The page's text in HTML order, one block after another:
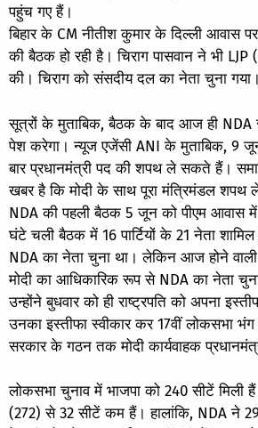
पहुंच गए हैं। ​​​​​​​
बिहार के CM नीतीश कुमार के दिल्ली आवास
की बैठक हो रही है। चिराग पासवान ने भी
की। चिराग को संसदीय दल का नेता चुना गया।
सूत्रों के मुताबिक, बैठक के बाद आज ही NDA
पेश करेगा। न्यूज एजेंसी ANI के मुताबिक, 9 जून
बार प्रधानमंत्री पद की शपथ ले सकते हैं।
खबर है कि मोदी के साथ पूरा मंत्रिमंडल शपथ
NDA की पहली बैठक 5 जून को पीएम आवास
घंटे चली बैठक में 16 पार्टियों के 21 नेता
NDA का नेता चुना था। लेकिन आज होने
मोदी का आधिकारिक रूप से NDA का नेता
उन्होंने बुधवार को ही राष्ट्रपति को अपना
उनका इस्तीफा स्वीकार कर 17वीं लोकसभा
सरकार के गठन तक मोदी कार्यवाहक
लोकसभा चुनाव में भाजपा को 240 सीटें
(272) से 32 सीटें कम हैं। हालांकि, NDA ने